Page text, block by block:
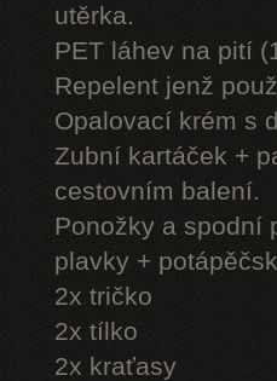
utěrka.
PET láhev na pití
Repelent jenž
Opalovací krém s
Zubní kartáček +
cestovním balení.
Ponožky a spodní
plavky +
2x tričko
2x tílko
2x kraťasy